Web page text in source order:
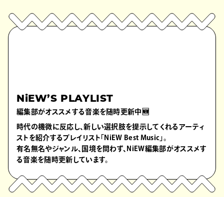
NiEW’S PLAYLIST
編集部がオススメする音楽を随時更新中🆕
時代の機微に反応し、新しい選択肢を提示してくれるアーティ
ストを紹介するプレイリスト「NiEW Best Music」。
有名無名やジャンル、国境を問わず、NiEW編集部がオススメす
る音楽を随時更新しています。